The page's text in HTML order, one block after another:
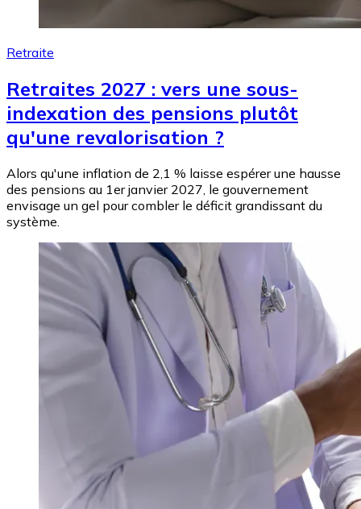
Retraite
Retraites 2027 : vers une sous-
indexation des pensions plutôt
qu'une revalorisation ?
Alors qu'une inflation de 2,1 % laisse espérer une hausse
des pensions au 1er janvier 2027, le gouvernement
envisage un gel pour combler le déficit grandissant du
système.
Image